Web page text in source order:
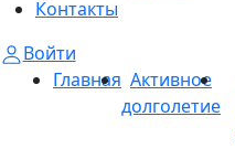
Контакты
Войти
Главная Активное
долголетие